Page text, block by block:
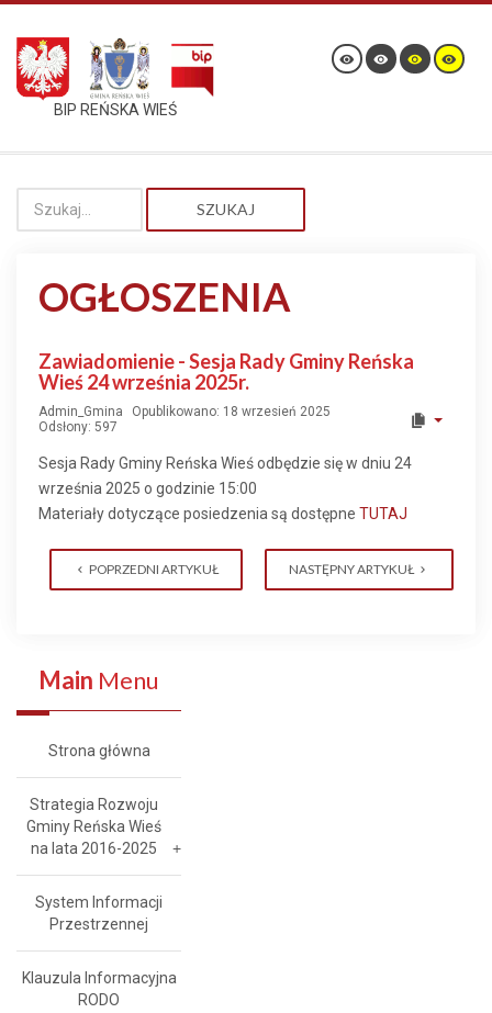
BIP REŃSKA WIEŚ
SZUKAJ
OGŁOSZENIA
Zawiadomienie - Sesja Rady Gminy Reńska
Wieś 24 września 2025r.
Admin_Gmina
Opublikowano: 18 wrzesień 2025
Odsłony: 597
Sesja Rady Gminy Reńska Wieś odbędzie się w dniu 24
września 2025 o godzinie 15:00
Materiały dotyczące posiedzenia są dostępne TUTAJ
POPRZEDNI ARTYKUŁ NASTĘPNY ARTYKUŁ
Main Menu
Strona główna
Strategia Rozwoju
Gminy Reńska Wieś
na lata 2016-2025
System Informacji
Przestrzennej
Klauzula Informacyjna
RODO